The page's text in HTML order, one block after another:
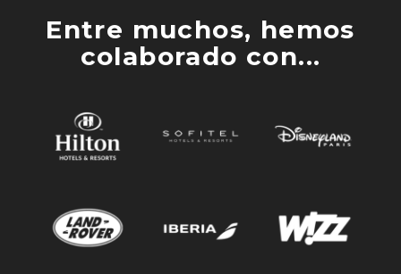
Entre muchos, hemos
colaborado con...